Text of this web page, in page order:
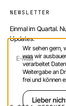
NEWSLETTER
Einmal im Quartal.
Updates.
Wir sehen gern,
was wir
verarbeitet
Weitergabe an
frei und können
Lieber